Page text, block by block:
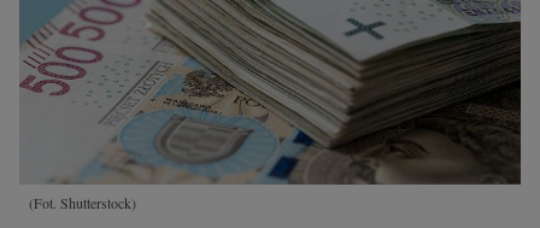
(Fot. Shutterstock)